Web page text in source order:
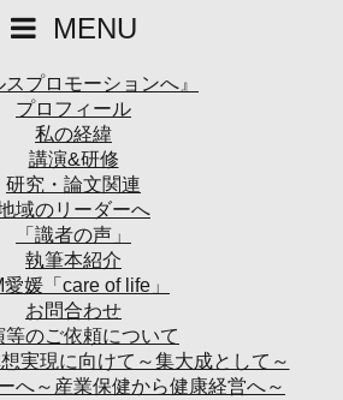
MENU
スプロモーションへ』
プロフィール
私の経緯
講演&研修
研究・論文関連
域のリーダーへ
「識者の声」
執筆本紹介
愛媛「care of life」
お問合わせ
等のご依頼について
実現に向けて～集大成として～
へ～産業保健から健康経営へ～